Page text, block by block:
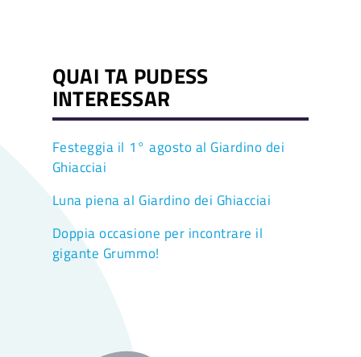
QUAI TA PUDESS
INTERESSAR
Festeggia il 1° agosto al Giardino dei
Ghiacciai
Luna piena al Giardino dei Ghiacciai
Doppia occasione per incontrare il
gigante Grummo!